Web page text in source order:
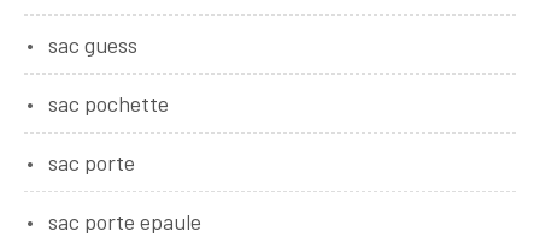
sac guess
sac pochette
sac porte
sac porte epaule